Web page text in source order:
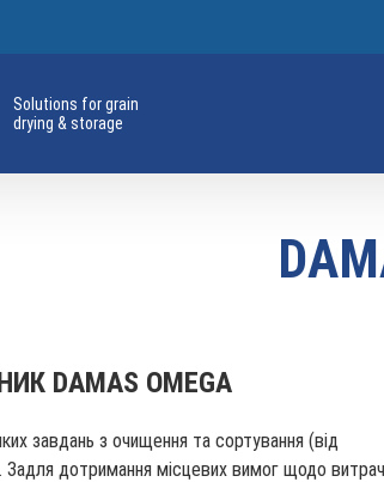
Solutions for grain
drying & storage
DAMAS OMEGA
завдань з очищення та сортування (від
дотримання місцевих вимог щодо